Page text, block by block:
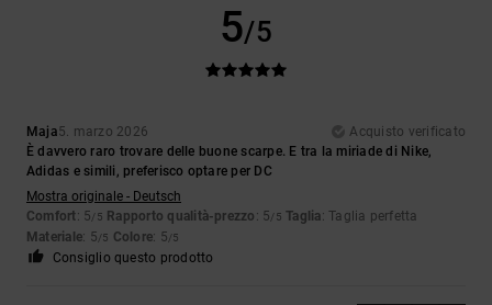
5/5
Maja5. marzo 2026
Acquisto verificato
È davvero raro trovare delle buone scarpe. E tra la miriade di Nike,
Adidas e simili, preferisco optare per DC
Mostra originale - Deutsch
Comfort: 5/5 Rapporto qualità-prezzo : 5/5 Taglia: Taglia perfetta
Materiale: 5/5 Colore: 5/5
Consiglio questo prodotto